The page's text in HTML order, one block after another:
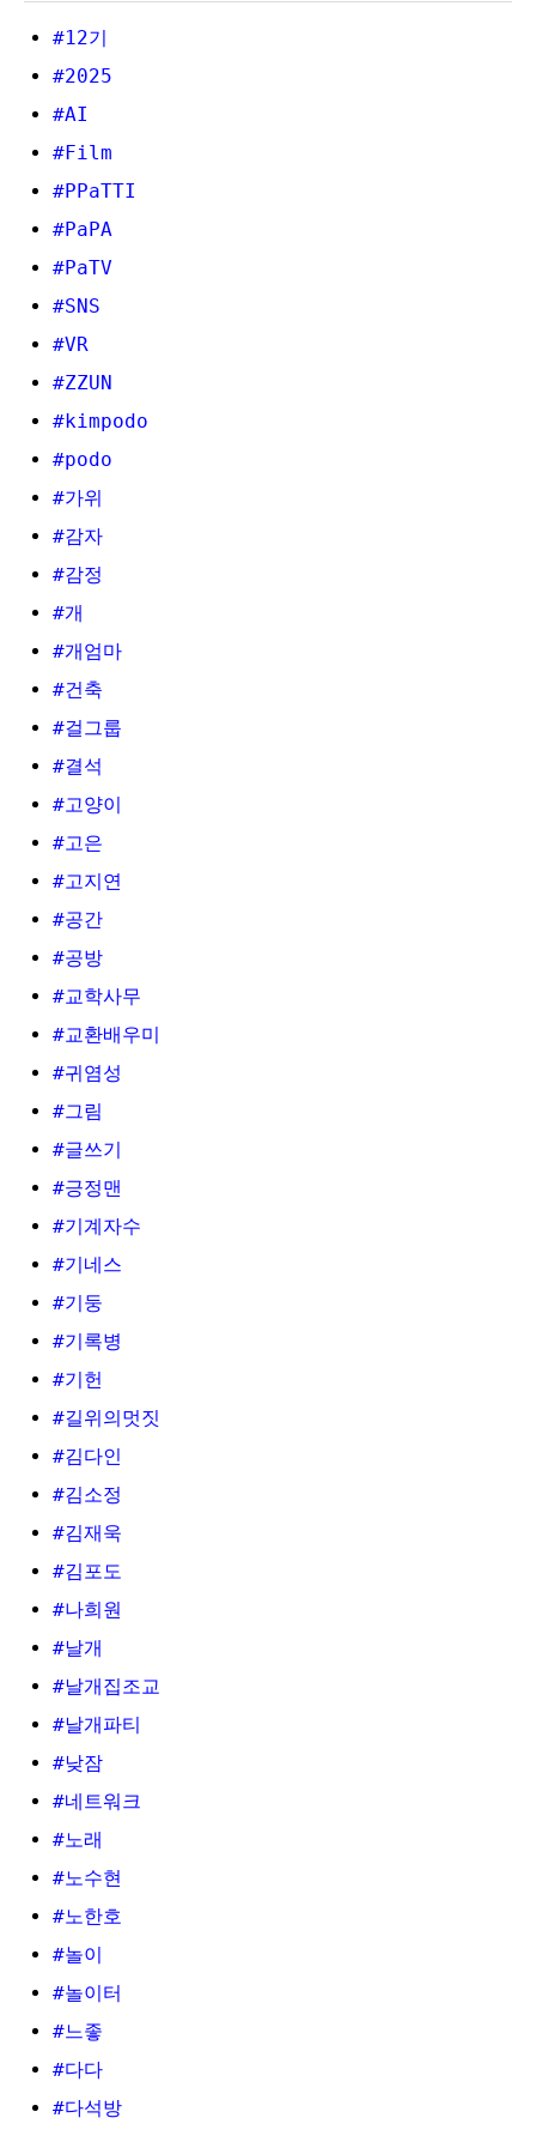
#12기
#2025
#AI
#Film
#PPaTTI
#PaPA
#PaTV
#SNS
#VR
#ZZUN
#kimpodo
#podo
#가위
#감자
#감정
#개
#개엄마
#건축
#걸그룹
#결석
#고양이
#고은
#고지연
#공간
#공방
#교학사무
#교환배우미
#귀염성
#그림
#글쓰기
#긍정맨
#기계자수
#기네스
#기둥
#기록병
#기헌
#길위의멋짓
#김다인
#김소정
#김재욱
#김포도
#나희원
#날개
#날개집조교
#날개파티
#낮잠
#네트워크
#노래
#노수현
#노한호
#놀이
#놀이터
#느좋
#다다
#다석방